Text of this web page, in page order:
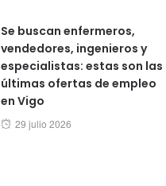
Se buscan enfermeros,
vendedores, ingenieros y
especialistas: estas son las
últimas ofertas de empleo
en Vigo
Posted
29 julio 2026